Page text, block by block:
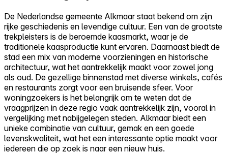
Zelf kopen
Alles-in-één
Reviews
Prijzen
Log in
Probeer Walter gratis
De Nederlandse gemeente Alkmaar staat bekend om zijn
rijke geschiedenis en levendige cultuur. Een van de grootste
trekpleisters is de beroemde kaasmarkt, waar je de
traditionele kaasproductie kunt ervaren. Daarnaast biedt de
stad een mix van moderne voorzieningen en historische
architectuur, wat het aantrekkelijk maakt voor zowel jong
als oud. De gezellige binnenstad met diverse winkels, cafés
en restaurants zorgt voor een bruisende sfeer. Voor
woningzoekers is het belangrijk om te weten dat de
vraagprijzen in deze regio vaak aantrekkelijk zijn, vooral in
vergelijking met nabijgelegen steden. Alkmaar biedt een
unieke combinatie van cultuur, gemak en een goede
levenskwaliteit, wat het een interessante optie maakt voor
iedereen die op zoek is naar een nieuw huis.